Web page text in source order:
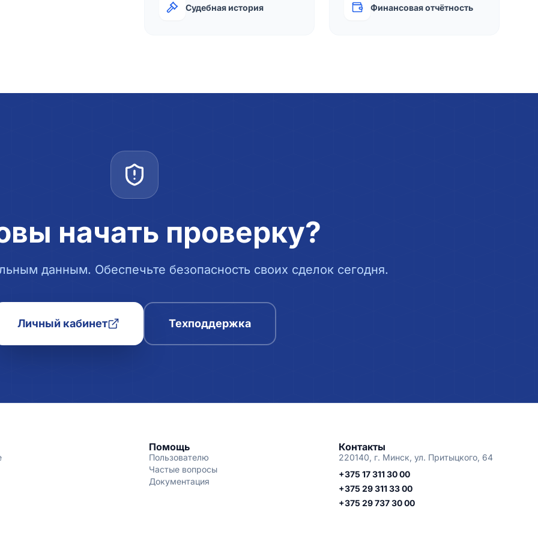
Судебная история Финансовая отчётность
начать проверку?
данным. Обеспечьте безопасность своих сделок сегодня.
Личный кабинет Техподдержка
Помощь
Пользователю
Частые вопросы
Документация
Контакты
220140, г. Минск, ул. Притыцкого, 64
+375 17 311 30 00
+375 29 311 33 00
+375 29 737 30 00